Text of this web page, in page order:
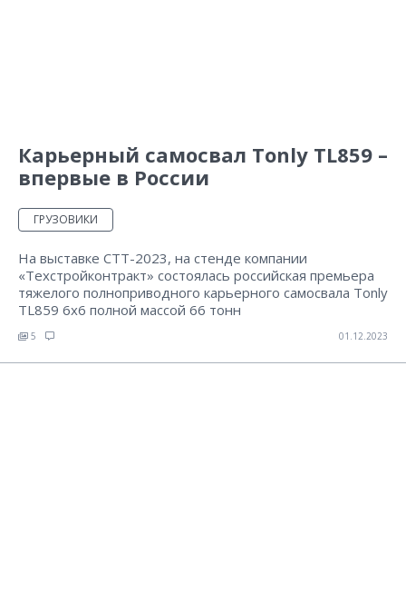
Карьерный самосвал Tonly TL859 –
впервые в России
ГРУЗОВИКИ
На выставке СТТ-2023, на стенде компании
«Техстройконтракт» состоялась российская премьера
тяжелого полноприводного карьерного самосвала Tonly
TL859 6х6 полной массой 66 тонн
5 01.12.2023